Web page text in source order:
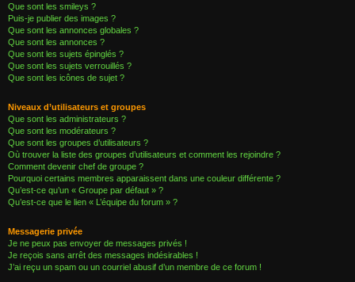
Que sont les smileys ?
Puis-je publier des images ?
Que sont les annonces globales ?
Que sont les annonces ?
Que sont les sujets épinglés ?
Que sont les sujets verrouillés ?
Que sont les icônes de sujet ?
Niveaux d’utilisateurs et groupes
Que sont les administrateurs ?
Que sont les modérateurs ?
Que sont les groupes d’utilisateurs ?
Où trouver la liste des groupes d’utilisateurs et comment les rejoindre ?
Comment devenir chef de groupe ?
Pourquoi certains membres apparaissent dans une couleur différente ?
Qu’est-ce qu’un « Groupe par défaut » ?
Qu’est-ce que le lien « L’équipe du forum » ?
Messagerie privée
Je ne peux pas envoyer de messages privés !
Je reçois sans arrêt des messages indésirables !
J’ai reçu un spam ou un courriel abusif d’un membre de ce forum !